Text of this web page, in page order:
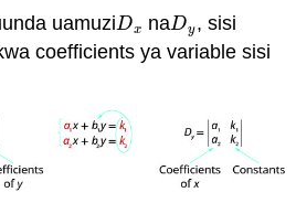
uamuziDx
Dx naDy
Dy, sisi
coefficients ya variable sisi